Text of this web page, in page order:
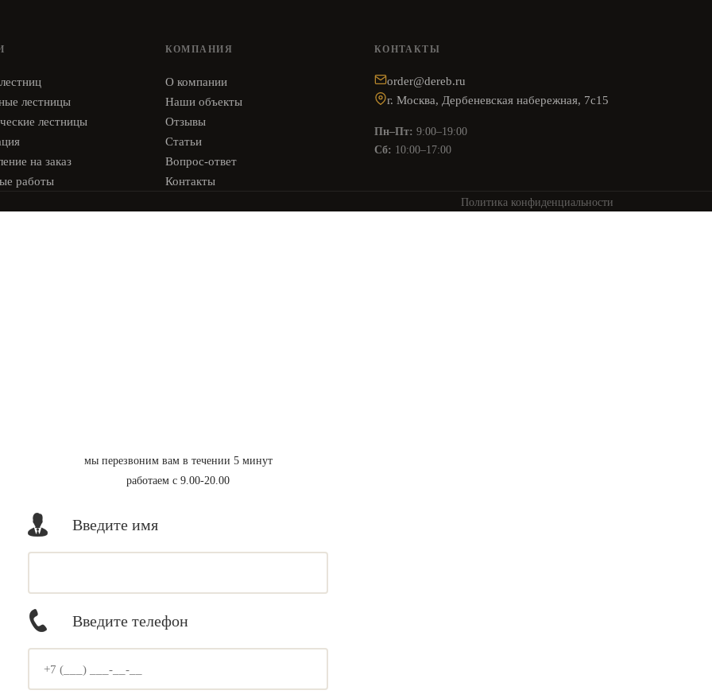
лестницы
лестницы
на заказ
работы
КОМПАНИЯ
О компании
Наши объекты
Отзывы
Статьи
Вопрос-ответ
Контакты
КОНТАКТЫ
order@dereb.ru
г. Москва, Дербеневская набережная, 7с15
Пн–Пт: 9:00–19:00
Сб: 10:00–17:00
Политика конфиденциальности
мы перезвоним вам в течении 5 минут
работаем с 9.00-20.00
Введите имя
Введите телефон